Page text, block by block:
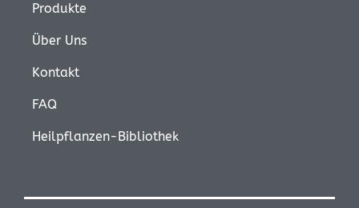
Produkte
Über Uns
Kontakt
FAQ
Heilpflanzen-Bibliothek